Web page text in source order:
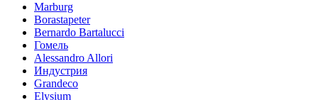
Marburg
Borastapeter
Bernardo Bartalucci
Гомель
Alessandro Allori
Индустрия
Grandeco
Elysium